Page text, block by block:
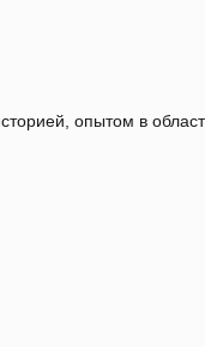
опытом в